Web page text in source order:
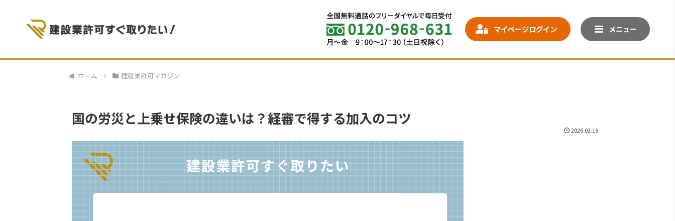
マイページログイン メニュー
ホーム 建設業許可マガジン
国の労災と上乗せ保険の違いは？経審で得する加入のコツ
2026.02.16